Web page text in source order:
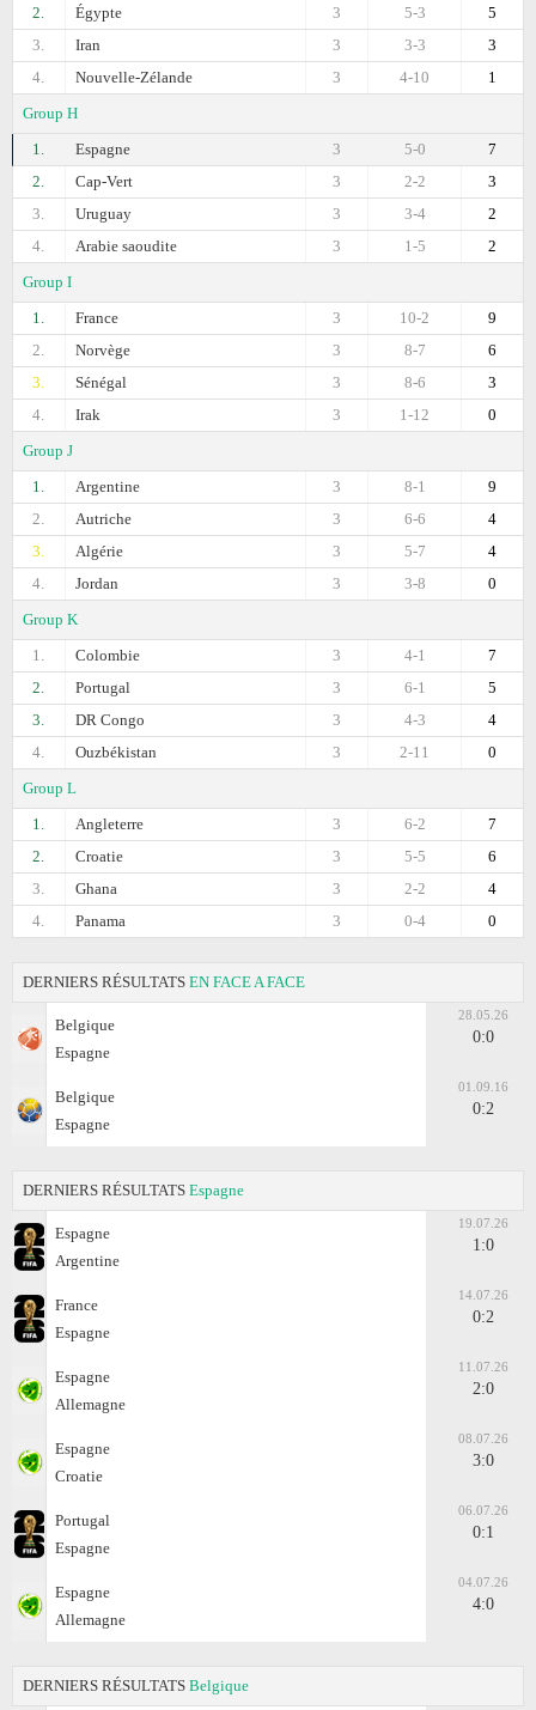
2.
Égypte 5
5-3
3
3.
Iran 3
3-3
3
4.
Nouvelle-Zélande 1
4-10
3
Group H
1.
Espagne 7
5-0
3
2.
Cap-Vert 3
2-2
3
3.
Uruguay 2
3-4
3
4.
Arabie saoudite 2
1-5
3
Group I
1.
France 9
10-2
3
2.
Norvège 6
8-7
3
3.
Sénégal 3
8-6
3
4.
Irak 0
1-12
3
Group J
1.
Argentine 9
8-1
3
2.
Autriche 4
6-6
3
3.
Algérie 4
5-7
3
4.
Jordan 0
3-8
3
Group K
1.
Colombie 7
4-1
3
2.
Portugal 5
6-1
3
3.
DR Congo 4
4-3
3
4.
Ouzbékistan 0
2-11
3
Group L
1.
Angleterre 7
6-2
3
2.
Croatie 6
5-5
3
3.
Ghana 4
2-2
3
4.
Panama 0
0-4
3
DERNIERS RÉSULTATS EN FACE A FACE
Belgique
Espagne
28.05.26
0:0
Belgique
Espagne
01.09.16
0:2
DERNIERS RÉSULTATS Espagne
Espagne
Argentine
19.07.26
1:0
France
Espagne
14.07.26
0:2
Espagne
Allemagne
11.07.26
2:0
Espagne
Croatie
08.07.26
3:0
Portugal
Espagne
06.07.26
0:1
Espagne
Allemagne
04.07.26
4:0
DERNIERS RÉSULTATS Belgique